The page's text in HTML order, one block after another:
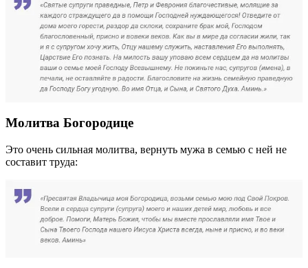
Молитва Богородице
Это очень сильная молитва, вернуть мужа в семью с ней не
составит труда: